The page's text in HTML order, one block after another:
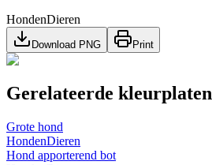
HondenDieren
Download PNG Print
Gerelateerde kleurplaten
Grote hond
HondenDieren
Hond apporterend bot